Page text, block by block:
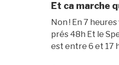
Et ca marche
Non ! En 7
prés 48h Et le
est entre 6 et 17